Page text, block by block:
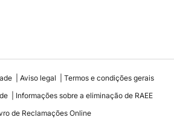
Aviso legal
Termos e condições gerais
Informações sobre a eliminação de RAEE
de Reclamações Online